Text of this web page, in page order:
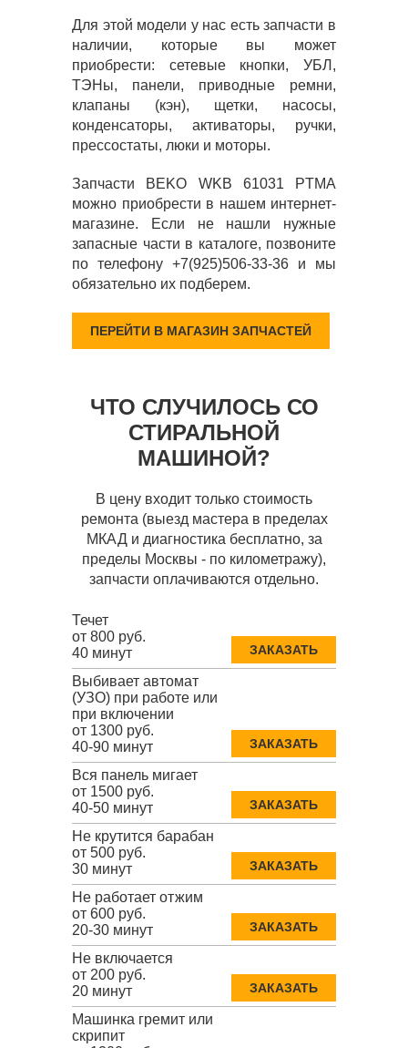
Для этой модели у нас есть запчасти в
наличии, которые вы может
приобрести: сетевые кнопки, УБЛ,
ТЭНы, панели, приводные ремни,
клапаны (кэн), щетки, насосы,
конденсаторы, активаторы, ручки,
прессостаты, люки и моторы.
Запчасти BEKO WKB 61031 PTMA
можно приобрести в нашем интернет-
магазине. Если не нашли нужные
запасные части в каталоге, позвоните
по телефону +7(925)506-33-36 и мы
обязательно их подберем.
ПЕРЕЙТИ В МАГАЗИН ЗАПЧАСТЕЙ
ЧТО СЛУЧИЛОСЬ СО
СТИРАЛЬНОЙ
МАШИНОЙ?
В цену входит только стоимость
ремонта (выезд мастера в пределах
МКАД и диагностика бесплатно, за
пределы Москвы - по километражу),
запчасти оплачиваются отдельно.
Течет
от 800 руб.
40 минут
ЗАКАЗАТЬ
Выбивает автомат
(УЗО) при работе или
при включении
от 1300 руб.
40-90 минут
ЗАКАЗАТЬ
Вся панель мигает
от 1500 руб.
40-50 минут
ЗАКАЗАТЬ
Не крутится барабан
от 500 руб.
30 минут
ЗАКАЗАТЬ
Не работает отжим
от 600 руб.
20-30 минут
ЗАКАЗАТЬ
Не включается
от 200 руб.
20 минут
ЗАКАЗАТЬ
Машинка гремит или
скрипит